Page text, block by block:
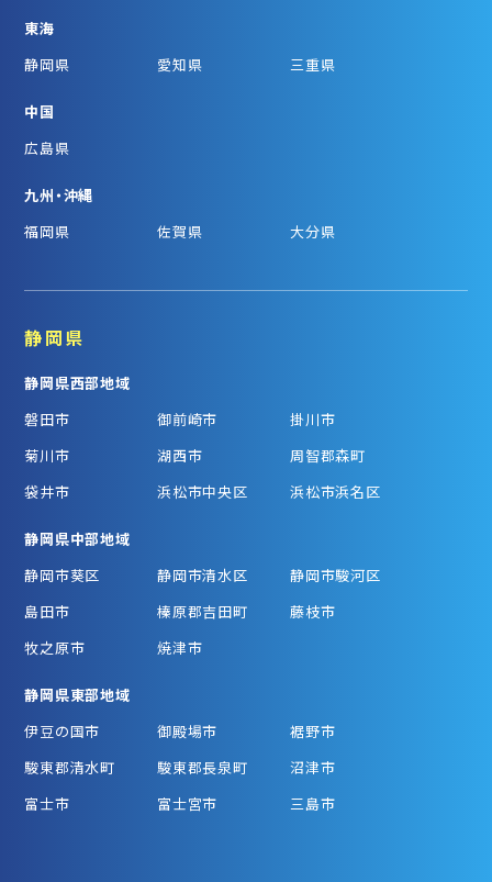
東海
静岡県
愛知県 三重県
中国
広島県
九州・沖縄
福岡県
佐賀県 大分県
静岡県
静岡県西部地域
磐田市
御前崎市
掛川市
菊川市
湖西市
周智郡森町
袋井市
浜松市中央区 浜松市浜名区
静岡県中部地域
静岡市葵区
静岡市清水区
静岡市駿河区
島田市
榛原郡吉田町
藤枝市
牧之原市
焼津市
静岡県東部地域
伊豆の国市
御殿場市
裾野市
駿東郡清水町
駿東郡長泉町
沼津市
富士市
富士宮市 三島市